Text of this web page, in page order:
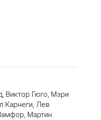
Виктор Гюго, Мэри
Карнеги, Лев
Мартин